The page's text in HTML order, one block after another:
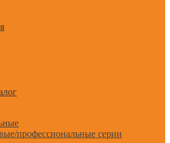
профессиональные серии